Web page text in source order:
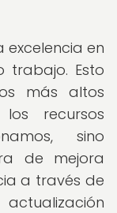
excelencia en
trabajo. Esto
más altos
recursos
sino
de mejora
a través de